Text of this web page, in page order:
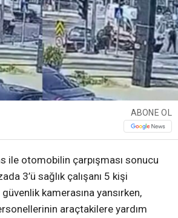
ABONE OL
ile otomobilin çarpışması sonucu
3’ü sağlık çalışanı 5 kişi
güvenlik kamerasına yansırken,
araçtakilere yardım